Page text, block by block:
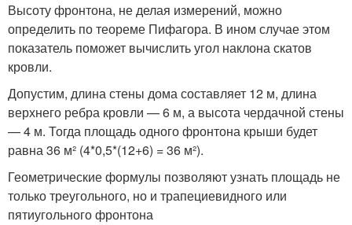
Высоту фронтона, не делая измерений, можно
определить по теореме Пифагора. В ином случае этом
показатель поможет вычислить угол наклона скатов
кровли.
Допустим, длина стены дома составляет 12 м, длина
верхнего ребра кровли — 6 м, а высота чердачной стены
— 4 м. Тогда площадь одного фронтона крыши будет
равна 36 м² (4*0,5*(12+6) = 36 м²).
Геометрические формулы позволяют узнать площадь не
только треугольного, но и трапециевидного или
пятиугольного фронтона